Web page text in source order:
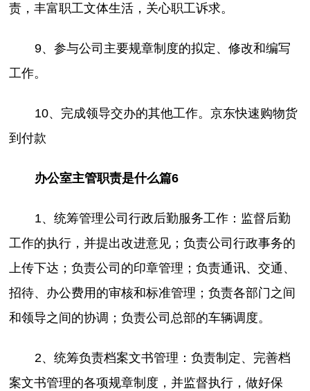
责，丰富职工文体生活，关心职工诉求。
9、参与公司主要规章制度的拟定、修改和编写
工作。
10、完成领导交办的其他工作。京东快速购物货
到付款
办公室主管职责是什么篇6
1、统筹管理公司行政后勤服务工作：监督后勤
工作的执行，并提出改进意见；负责公司行政事务的
上传下达；负责公司的印章管理；负责通讯、交通、
招待、办公费用的审核和标准管理；负责各部门之间
和领导之间的协调；负责公司总部的车辆调度。
2、统筹负责档案文书管理：负责制定、完善档
案文书管理的各项规章制度，并监督执行，做好保